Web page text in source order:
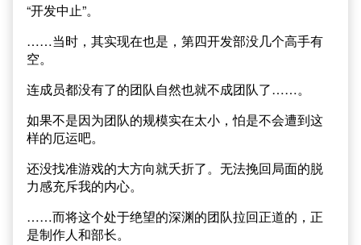
“开发中止”。
……当时，其实现在也是，第四开发部没几个高手有
空。
连成员都没有了的团队自然也就不成团队了……。
如果不是因为团队的规模实在太小，怕是不会遭到这
样的厄运吧。
还没找准游戏的大方向就夭折了。无法挽回局面的脱
力感充斥我的内心。
……而将这个处于绝望的深渊的团队拉回正道的，正
是制作人和部长。